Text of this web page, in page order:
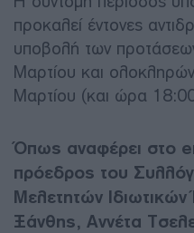
προκαλεί έντονες
υποβολή των
Μαρτίου και
Μαρτίου (και ώρα
Όπως αναφέρει στο
πρόεδρος του
Μελετητών
Ξάνθης, Αννέτα